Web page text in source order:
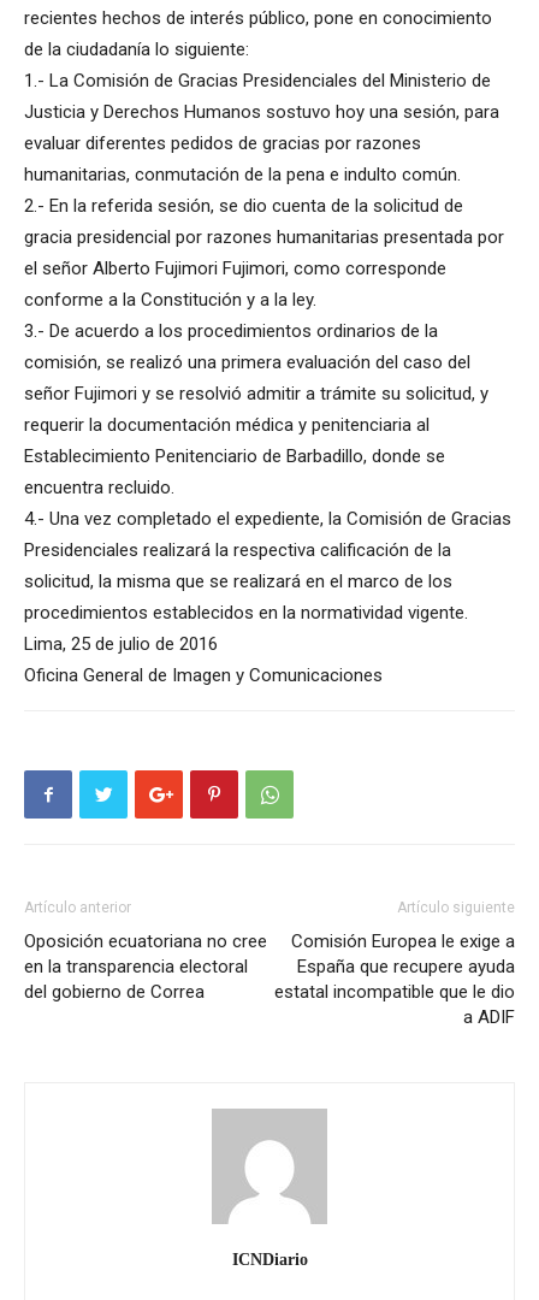
recientes hechos de interés público, pone en conocimiento
de la ciudadanía lo siguiente:
1.- La Comisión de Gracias Presidenciales del Ministerio de
Justicia y Derechos Humanos sostuvo hoy una sesión, para
evaluar diferentes pedidos de gracias por razones
humanitarias, conmutación de la pena e indulto común.
2.- En la referida sesión, se dio cuenta de la solicitud de
gracia presidencial por razones humanitarias presentada por
el señor Alberto Fujimori Fujimori, como corresponde
conforme a la Constitución y a la ley.
3.- De acuerdo a los procedimientos ordinarios de la
comisión, se realizó una primera evaluación del caso del
señor Fujimori y se resolvió admitir a trámite su solicitud, y
requerir la documentación médica y penitenciaria al
Establecimiento Penitenciario de Barbadillo, donde se
encuentra recluido.
4.- Una vez completado el expediente, la Comisión de Gracias
Presidenciales realizará la respectiva calificación de la
solicitud, la misma que se realizará en el marco de los
procedimientos establecidos en la normatividad vigente.
Lima, 25 de julio de 2016
Oficina General de Imagen y Comunicaciones
Artículo anterior
Oposición ecuatoriana no cree
en la transparencia electoral
del gobierno de Correa
Artículo siguiente
Comisión Europea le exige a
España que recupere ayuda
estatal incompatible que le dio
a ADIF
ICNDiario